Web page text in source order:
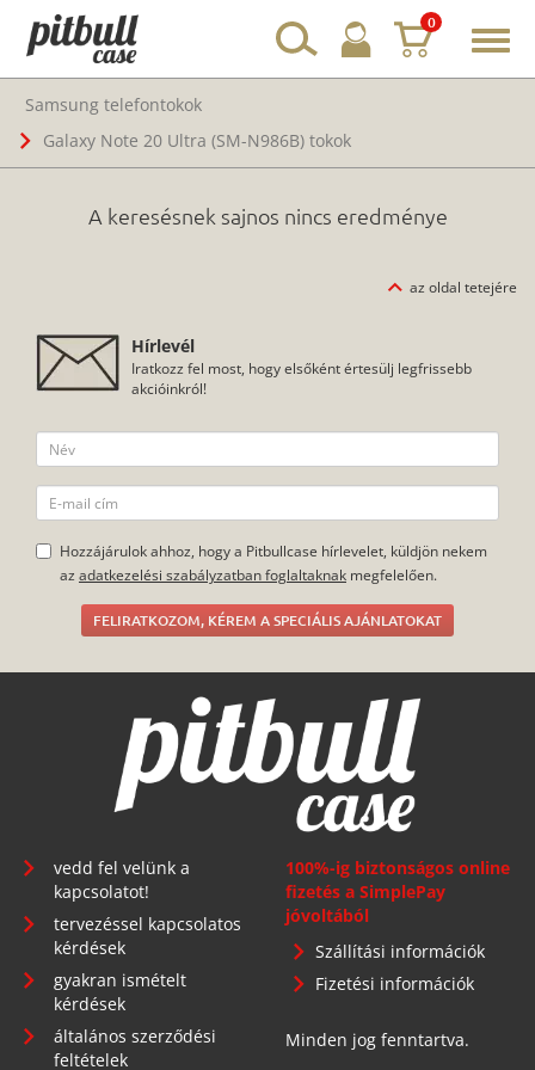
0
Samsung telefontokok
Galaxy Note 20 Ultra (SM-N986B) tokok
A keresésnek sajnos nincs eredménye
az oldal tetejére
Hírlevél
Iratkozz fel most, hogy elsőként értesülj legfrissebb
akcióinkról!
Hozzájárulok ahhoz, hogy a Pitbullcase hírlevelet, küldjön nekem
az adatkezelési szabályzatban foglaltaknak megfelelően.
FELIRATKOZOM, KÉREM A SPECIÁLIS AJÁNLATOKAT
vedd fel velünk a
kapcsolatot!
tervezéssel kapcsolatos
kérdések
gyakran ismételt
kérdések
általános szerződési
feltételek
100%-ig biztonságos online
fizetés a SimplePay
jóvoltából
Szállítási információk
Fizetési információk
Minden jog fenntartva.